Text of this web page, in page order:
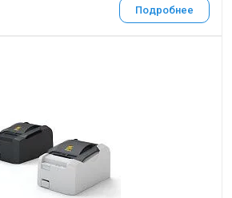
Подробнее